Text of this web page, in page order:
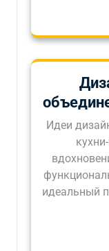
Идеи
идеальный